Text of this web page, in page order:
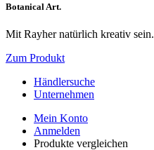
Botanical Art.
Mit Rayher natürlich kreativ sein.
Zum Produkt
Händlersuche
Unternehmen
Mein Konto
Anmelden
Produkte vergleichen